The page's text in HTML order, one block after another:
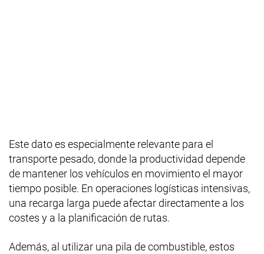
Este dato es especialmente relevante para el
transporte pesado, donde la productividad depende
de mantener los vehículos en movimiento el mayor
tiempo posible. En operaciones logísticas intensivas,
una recarga larga puede afectar directamente a los
costes y a la planificación de rutas.
Además, al utilizar una pila de combustible, estos